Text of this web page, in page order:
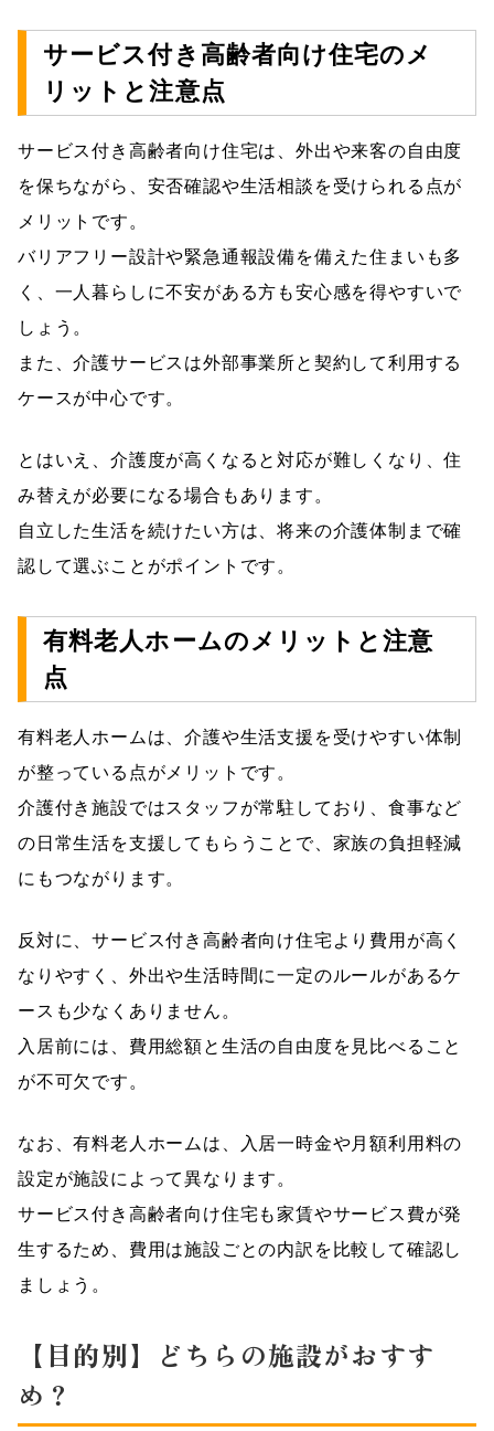
サービス付き高齢者向け住宅のメ
リットと注意点
サービス付き高齢者向け住宅は、外出や来客の自由度
を保ちながら、安否確認や生活相談を受けられる点が
メリットです。
バリアフリー設計や緊急通報設備を備えた住まいも多
く、一人暮らしに不安がある方も安心感を得やすいで
しょう。
また、介護サービスは外部事業所と契約して利用する
ケースが中心です。
とはいえ、介護度が高くなると対応が難しくなり、住
み替えが必要になる場合もあります。
自立した生活を続けたい方は、将来の介護体制まで確
認して選ぶことがポイントです。
有料老人ホームのメリットと注意
点
有料老人ホームは、介護や生活支援を受けやすい体制
が整っている点がメリットです。
介護付き施設ではスタッフが常駐しており、食事など
の日常生活を支援してもらうことで、家族の負担軽減
にもつながります。
反対に、サービス付き高齢者向け住宅より費用が高く
なりやすく、外出や生活時間に一定のルールがあるケ
ースも少なくありません。
入居前には、費用総額と生活の自由度を見比べること
が不可欠です。
なお、有料老人ホームは、入居一時金や月額利用料の
設定が施設によって異なります。
サービス付き高齢者向け住宅も家賃やサービス費が発
生するため、費用は施設ごとの内訳を比較して確認し
ましょう。
【目的別】どちらの施設がおすす
め？